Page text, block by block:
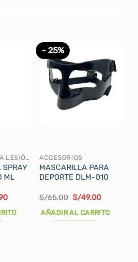
ARTÍCULOS PARA LESIÓN
SPRAY
ML
El
actual
- 25%
ACCESORIOS
MASCARILLA PARA
DEPORTE DLM-010
S/65.00 El
precio
original
era:
S/49.00El
actual
AÑADIR AL CARRITO